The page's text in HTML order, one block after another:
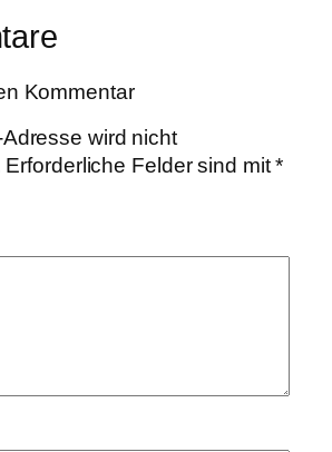
Kommentar
wird nicht
Erforderliche Felder sind mit*